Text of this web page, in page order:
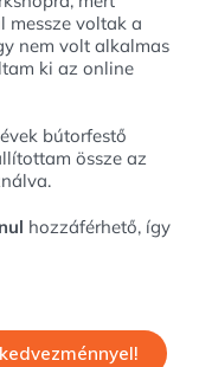
messze voltak a
nem volt alkalmas
ki az online
bútorfestő
össze az
hozzáférhető, így